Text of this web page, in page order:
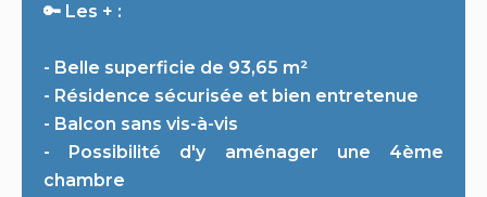
🔑 Les + :
- Belle superficie de 93,65 m²
- Résidence sécurisée et bien entretenue
- Balcon sans vis-à-vis
- Possibilité d'y aménager une 4ème
chambre